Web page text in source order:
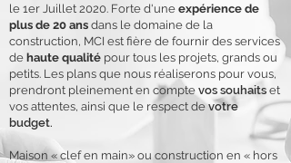
le 1er Juillet 2020. Forte d'une expérience de
plus de 20 ans dans le domaine de la
construction, MCI est fière de fournir des services
de haute qualité pour tous les projets, grands ou
petits. Les plans que nous réaliserons pour vous,
prendront pleinement en compte vos souhaits et
vos attentes, ainsi que le respect devotre
budget.
Maison « clef en main» ou construction en « hors